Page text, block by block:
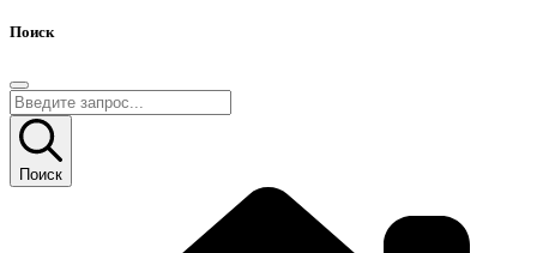
Поиск
Поиск